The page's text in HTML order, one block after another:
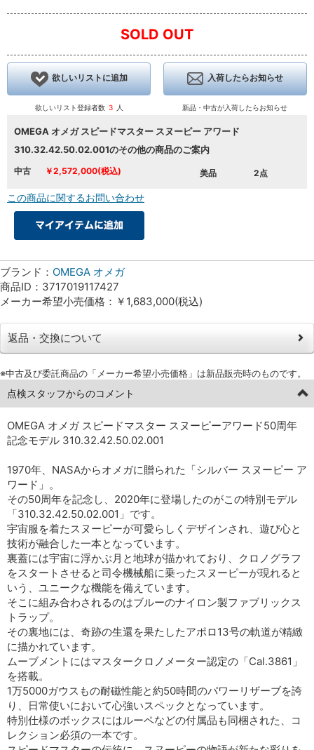
SOLD OUT
欲しいリストに追加
欲しいリスト登録者数 3 人
入荷したらお知らせ
新品・中古が入荷したらお知らせ
OMEGA オメガ スピードマスター スヌーピー アワード
310.32.42.50.02.001のその他の商品のご案内
中古 ￥2,572,000(税込) 美品 2点
この商品に関するお問い合わせ
ブランド： OMEGA オメガ
商品ID：3717019117427
メーカー希望小売価格：￥1,683,000(税込)
返品・交換について
※中古及び委託商品の「メーカー希望小売価格」は新品販売時のものです。
点検スタッフからのコメント
OMEGA オメガ スピードマスター スヌーピーアワード50周年
記念モデル 310.32.42.50.02.001
1970年、NASAからオメガに贈られた「シルバー スヌーピー ア
ワード」。
その50周年を記念し、2020年に登場したのがこの特別モデル
「310.32.42.50.02.001」です。
宇宙服を着たスヌーピーが可愛らしくデザインされ、遊び心と
技術が融合した一本となっています。
裏蓋には宇宙に浮かぶ月と地球が描かれており、クロノグラフ
をスタートさせると司令機械船に乗ったスヌーピーが現れると
いう、ユニークな機能を備えています。
そこに組み合わされるのはブルーのナイロン製ファブリックス
トラップ。
その裏地には、奇跡の生還を果たしたアポロ13号の軌道が精緻
に描かれています。
ムーブメントにはマスタークロノメーター認定の「Cal.3861」
を搭載。
1万5000ガウスもの耐磁性能と約50時間のパワーリザーブを誇
り、日常使いにおいて心強いスペックとなっています。
特別仕様のボックスにはルーペなどの付属品も同梱された、コ
レクション必須の一本です。